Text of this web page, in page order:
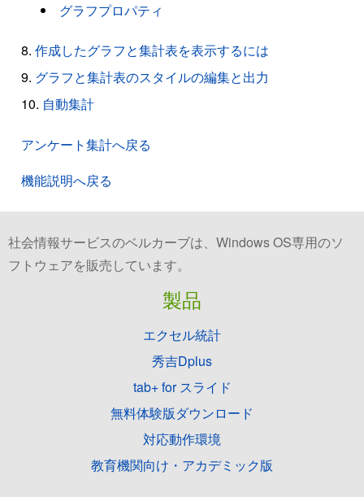
グラフプロパティ
作成したグラフと集計表を表示するには
グラフと集計表のスタイルの編集と出力
自動集計
アンケート集計へ戻る
機能説明へ戻る
社会情報サービスのベルカーブは、Windows OS専用のソ
フトウェアを販売しています。
製品
エクセル統計
秀吉Dplus
tab+ for スライド
無料体験版ダウンロード
対応動作環境
教育機関向け・アカデミック版